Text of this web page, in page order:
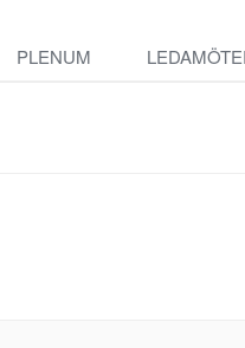
PLENUM